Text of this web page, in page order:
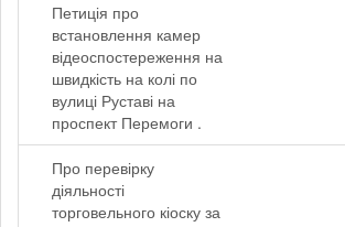
Петиція про
встановлення камер
відеоспостереження на
швидкість на колі по
вулиці Руставі на
проспект Перемоги .
Про перевірку
діяльності
торговельного кіоску за